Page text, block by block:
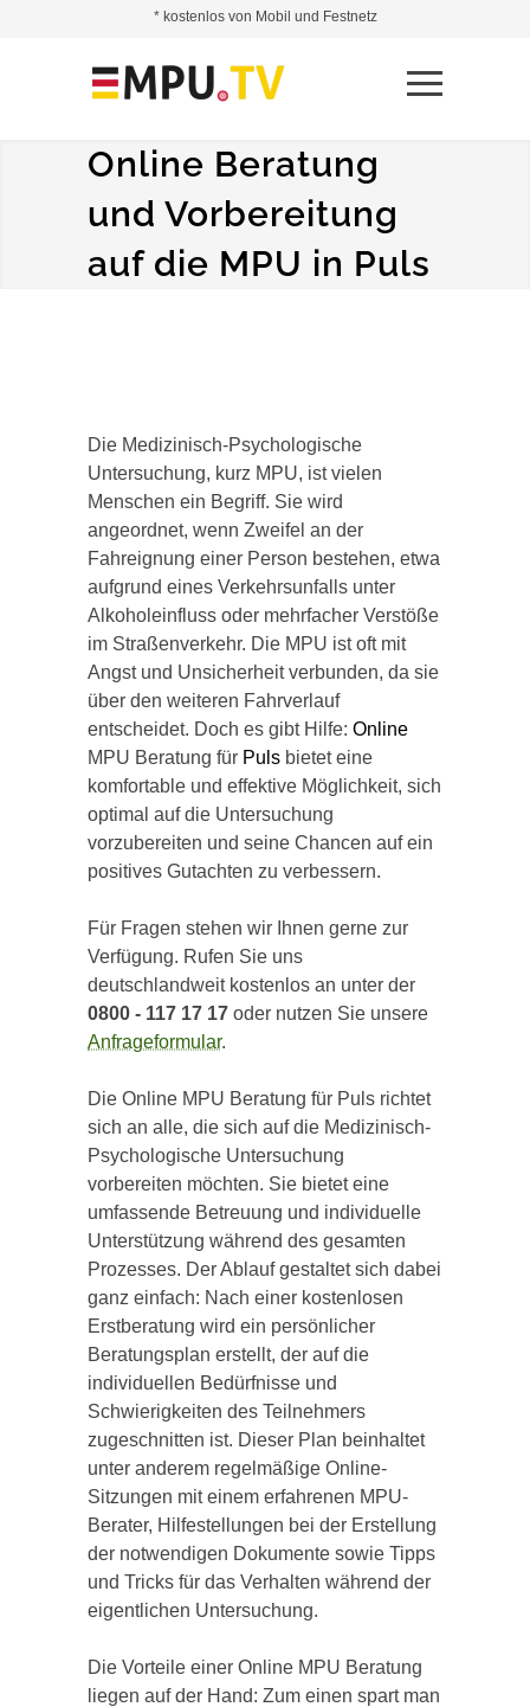
Online Beratung
und Vorbereitung
auf die MPU in Puls
Die Medizinisch-Psychologische
Untersuchung, kurz MPU, ist vielen
Menschen ein Begriff. Sie wird
angeordnet, wenn Zweifel an der
Fahreignung einer Person bestehen, etwa
aufgrund eines Verkehrsunfalls unter
Alkoholeinfluss oder mehrfacher Verstöße
im Straßenverkehr. Die MPU ist oft mit
Angst und Unsicherheit verbunden, da sie
über den weiteren Fahrverlauf
entscheidet. Doch es gibt Hilfe: Online
MPU Beratung für Puls bietet eine
komfortable und effektive Möglichkeit, sich
optimal auf die Untersuchung
vorzubereiten und seine Chancen auf ein
positives Gutachten zu verbessern.
Für Fragen stehen wir Ihnen gerne zur
Verfügung. Rufen Sie uns
deutschlandweit kostenlos an unter der
0800 - 117 17 17 oder nutzen Sie unsere
Anfrageformular.
Die Online MPU Beratung für Puls richtet
sich an alle, die sich auf die Medizinisch-
Psychologische Untersuchung
vorbereiten möchten. Sie bietet eine
umfassende Betreuung und individuelle
Unterstützung während des gesamten
Prozesses. Der Ablauf gestaltet sich dabei
ganz einfach: Nach einer kostenlosen
Erstberatung wird ein persönlicher
Beratungsplan erstellt, der auf die
individuellen Bedürfnisse und
Schwierigkeiten des Teilnehmers
zugeschnitten ist. Dieser Plan beinhaltet
unter anderem regelmäßige Online-
Sitzungen mit einem erfahrenen MPU-
Berater, Hilfestellungen bei der Erstellung
der notwendigen Dokumente sowie Tipps
und Tricks für das Verhalten während der
eigentlichen Untersuchung.
Die Vorteile einer Online MPU Beratung
liegen auf der Hand: Zum einen spart man
* kostenlos von Mobil und Festnetz